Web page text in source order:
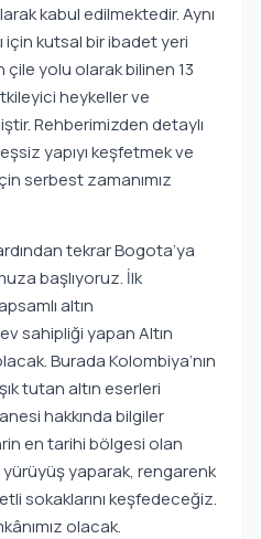
kabul edilmektedir. Aynı
için kutsal bir ibadet yeri
çile yolu olarak bilinen 13
heykeller ve
Rehberimizden detaylı
yapıyı keşfetmek ve
serbest zamanımız
tekrar Bogota’ya
başlıyoruz. İlk
altın
sahipliği yapan Altın
Burada Kolombiya’nın
tutan altın eserleri
hakkında bilgiler
en tarihi bölgesi olan
yaparak, rengarenk
sokaklarını keşfedeceğiz.
olacak.